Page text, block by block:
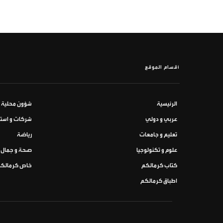
أقسام الموقع
الرئيسية شؤون محلية
عربي و دولي شركات و
تعليم و جامعات رياضة
علوم و تكنولوجيا صحة و جمال
كتاب كرمالكم خاص
اطباق كرمالكم